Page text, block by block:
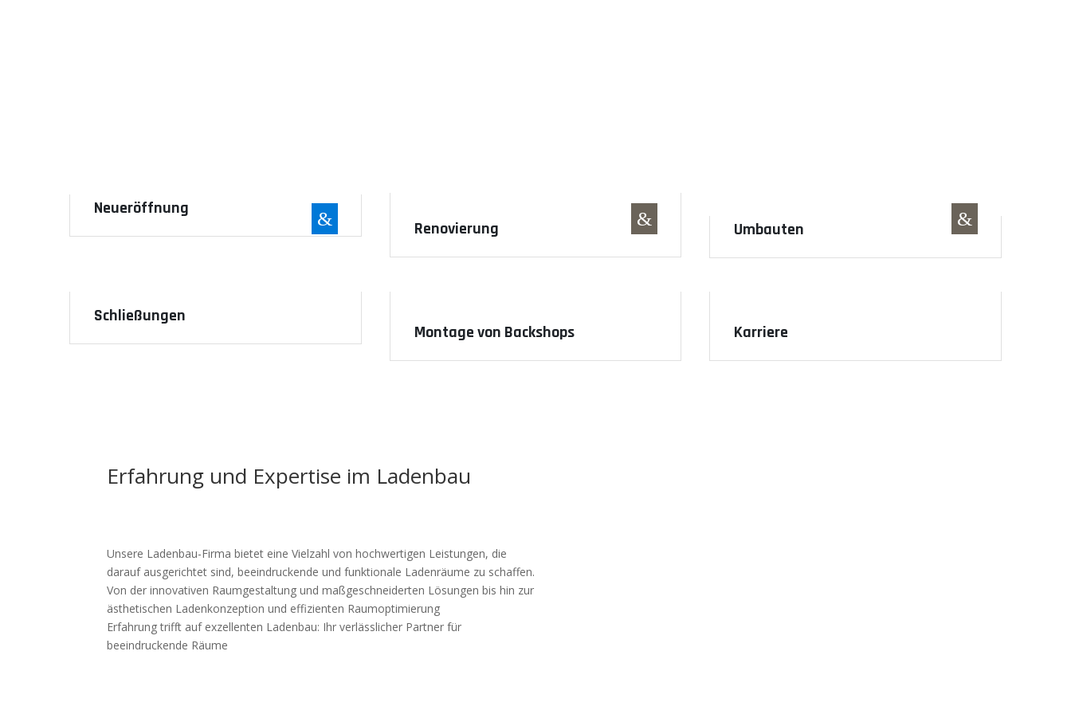
Neueröffnung & Renovierung & Umbauten !
!
!
!
!
!
!
&
&
Schließungen
Montage von Backshops
Karriere
Erfahrung und Expertise im Ladenbau
Unsere Ladenbau-Firma bietet eine Vielzahl von hochwertigen Leistungen, die
darauf ausgerichtet sind, beeindruckende und funktionale Ladenräume zu schaffen.
Von der innovativen Raumgestaltung und maßgeschneiderten Lösungen bis hin zur
ästhetischen Ladenkonzeption und effizienten Raumoptimierung
Erfahrung trifft auf exzellenten Ladenbau: Ihr verlässlicher Partner für
beeindruckende Räume